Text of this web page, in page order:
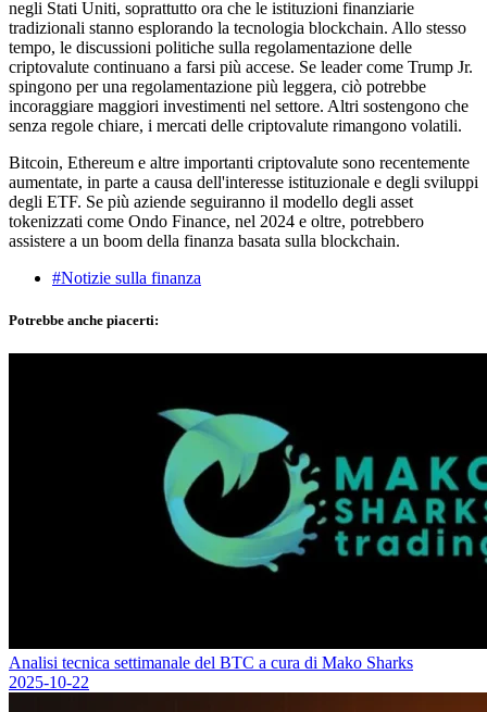
negli Stati Uniti, soprattutto ora che le istituzioni finanziarie
tradizionali stanno esplorando la tecnologia blockchain. Allo stesso
tempo, le discussioni politiche sulla regolamentazione delle
criptovalute continuano a farsi più accese. Se leader come Trump Jr.
spingono per una regolamentazione più leggera, ciò potrebbe
incoraggiare maggiori investimenti nel settore. Altri sostengono che
senza regole chiare, i mercati delle criptovalute rimangono volatili.
Bitcoin, Ethereum e altre importanti criptovalute sono recentemente
aumentate, in parte a causa dell'interesse istituzionale e degli sviluppi
degli ETF. Se più aziende seguiranno il modello degli asset
tokenizzati come Ondo Finance, nel 2024 e oltre, potrebbero
assistere a un boom della finanza basata sulla blockchain.
#Notizie sulla finanza
Potrebbe anche piacerti:
Analisi tecnica settimanale del BTC a cura di Mako Sharks
2025-10-22